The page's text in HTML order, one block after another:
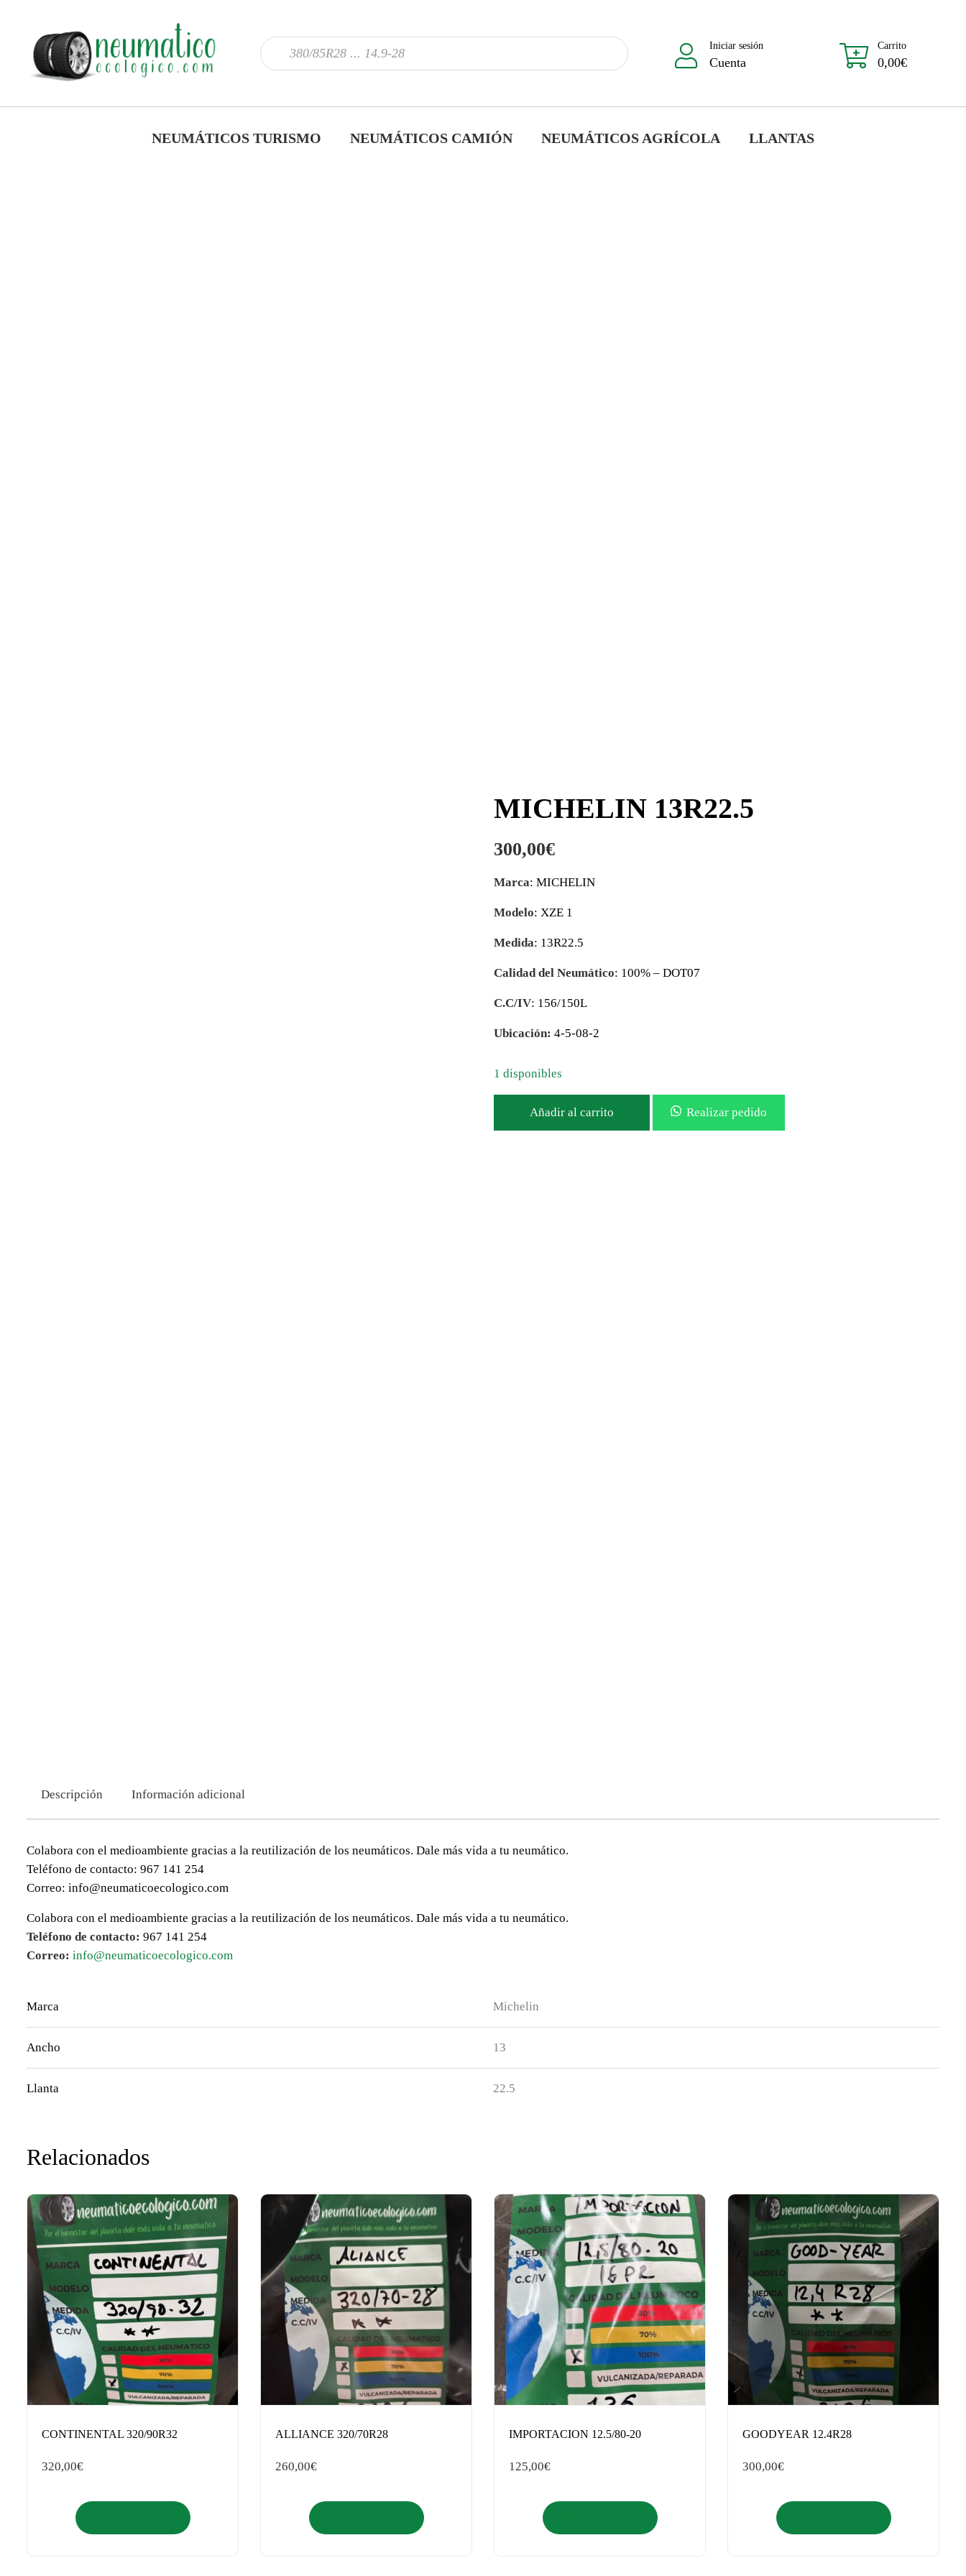
Iniciar sesión
Cuenta
Carrito
0,00€
NEUMÁTICOS TURISMO NEUMÁTICOS CAMIÓN NEUMÁTICOS AGRÍCOLA LLANTAS
MICHELIN 13R22.5
300,00€
Marca: MICHELIN
Modelo: XZE 1
Medida: 13R22.5
Calidad del Neumático: 100% – DOT07
C.C/IV: 156/150L
Ubicación: 4-5-08-2
1 disponibles
Añadir al carrito Realizar pedido
Descripción Información adicional
Colabora con el medioambiente gracias a la reutilización de los neumáticos. Dale más vida a tu neumático.
Teléfono de contacto: 967 141 254
Correo: info@neumaticoecologico.com
Colabora con el medioambiente gracias a la reutilización de los neumáticos. Dale más vida a tu neumático.
Teléfono de contacto: 967 141 254
Correo: info@neumaticoecologico.com
Marca Michelin
Ancho 13
Llanta 22.5
Relacionados
CONTINENTAL 320/90R32
320,00€
ALLIANCE 320/70R28
260,00€
IMPORTACION 12.5/80-20
125,00€
GOODYEAR 12.4R28
300,00€